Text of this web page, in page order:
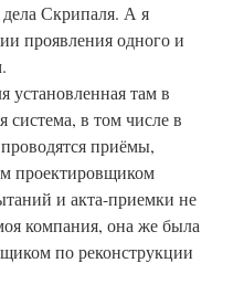
Скрипаля. А я
проявления одного и
там в
система, в том числе в
приёмы,
проектировщиком
и акта-приемки не
компания, она же была
по реконструкции